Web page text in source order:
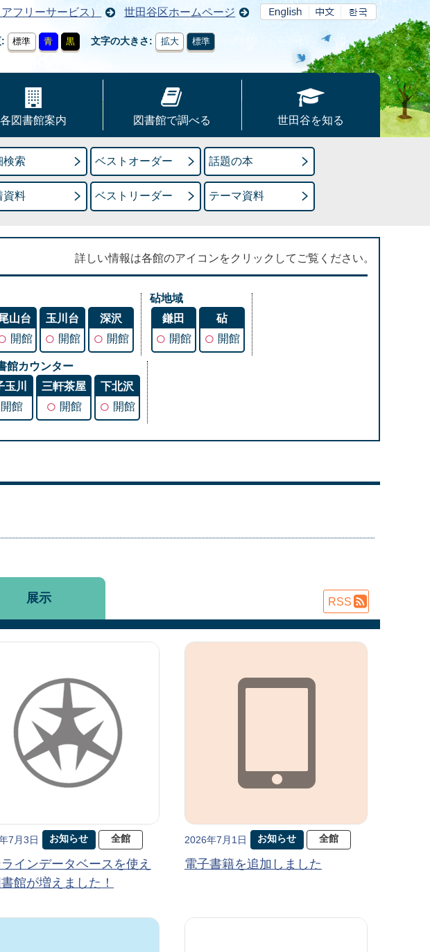
フリーサービス） 世田谷区ホームページ
標準 青 黒 文字の大きさ 拡大 標準
各図書館案内 図書館で調べる 世田谷を知る
検索 ベストオーダー 話題の本
資料 ベストリーダー テーマ資料
詳しい情報は各館のアイコンをクリックしてご覧ください。
山台
開館
玉川台
○ 開館
深沢
○ 開館
砧地域
鎌田
○ 開館
砧
○ 開館
館カウンター
川
開館
三軒茶屋
○ 開館
下北沢
○ 開館
7月3日 お知らせ 全館
インデータベースを使え
館が増えました！
2026年7月1日 お知らせ 全館
電子書籍を追加しました
展示 RSS